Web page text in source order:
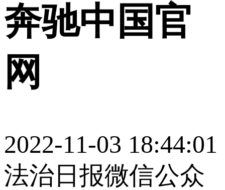
奔驰中国官
网
2022-11-03 18:44:01
法治日报微信公众